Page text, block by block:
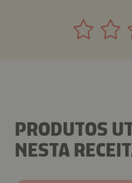
PRODUTOS
NESTA